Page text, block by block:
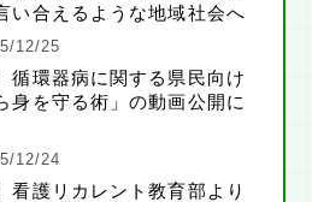
い合えるような地域社会へ
12/25
循環器病に関する県民向け
身を守る術」の動画公開に
12/24
看護リカレント教育部より